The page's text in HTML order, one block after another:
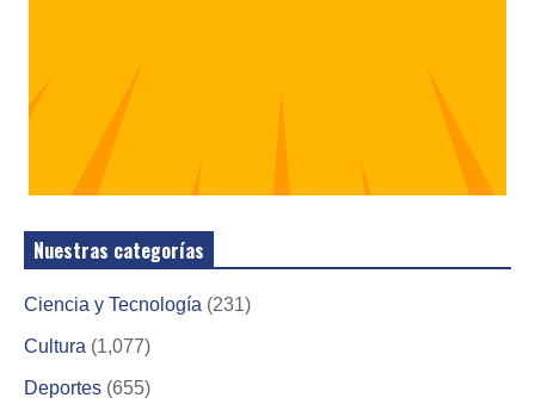
Nuestras categorías
Ciencia y Tecnología (231)
Cultura (1,077)
Deportes (655)